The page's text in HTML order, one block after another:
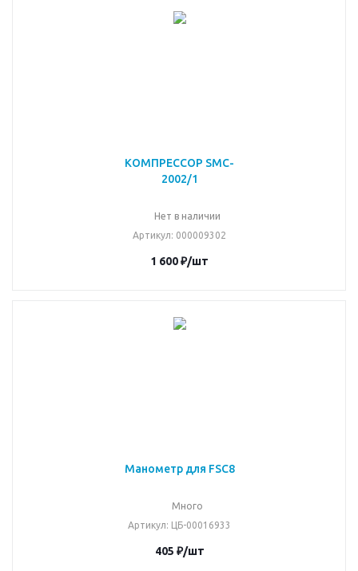
КОМПРЕССОР SMC-
2002/1
Нет в наличии
Артикул: 000009302
1 600₽/шт
Манометр для FSC8
Много
Артикул: ЦБ-00016933
405 ₽/шт